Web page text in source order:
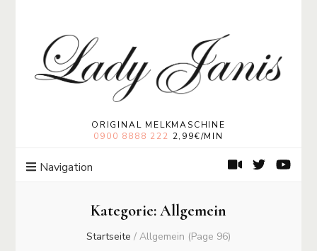
Lady Janis
ORIGINAL MELKMASCHINE
0900 8888 222 2,99€/MIN
Navigation
Kategorie:Allgemein
Startseite / Allgemein (Page 96)